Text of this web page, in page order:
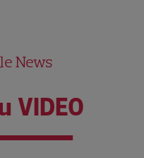
News
VIDEO